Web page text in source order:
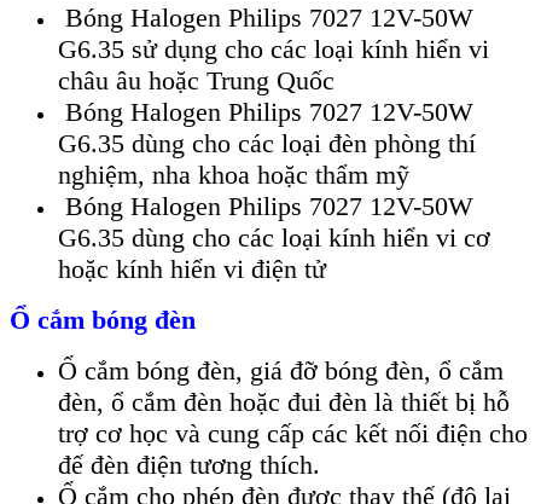
Bóng Halogen Philips 7027 12V-50W
G6.35 sử dụng cho các loại kính hiển vi
châu âu hoặc Trung Quốc
Bóng Halogen Philips 7027 12V-50W
G6.35 dùng cho các loại đèn phòng thí
nghiệm, nha khoa hoặc thẩm mỹ
Bóng Halogen Philips 7027 12V-50W
G6.35 dùng cho các loại kính hiển vi cơ
hoặc kính hiển vi điện tử
Ổ cắm bóng đèn
Ổ cắm bóng đèn, giá đỡ bóng đèn, ổ cắm
đèn, ổ cắm đèn hoặc đui đèn là thiết bị hỗ
trợ cơ học và cung cấp các kết nối điện cho
đế đèn điện tương thích.
Ổ cắm cho phép đèn được thay thế (độ lại